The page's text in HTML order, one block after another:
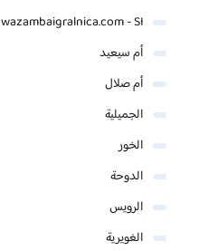
wazambaigralnica.com - SI
أم سيعيد
أم صلال
الجميلية
الخور
الدوحة
الرويس
الغويرية